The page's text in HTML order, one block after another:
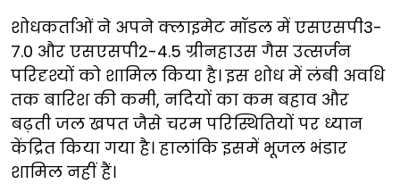
शोधकर्ताओं ने अपने क्लाइमेट मॉडल में एसएसपी3-
7.0 और एसएसपी2-4.5 ग्रीनहाउस गैस उत्सर्जन
परिदृश्यों को शामिल किया है। इस शोध में लंबी अवधि
तक बारिश की कमी, नदियों का कम बहाव और
बढ़ती जल खपत जैसे चरम परिस्थितियों पर ध्यान
केंद्रित किया गया है। हालांकि इसमें भूजल भंडार
शामिल नहीं हैं।